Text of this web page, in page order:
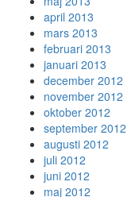
april 2013
mars 2013
februari 2013
januari 2013
december 2012
november 2012
oktober 2012
september 2012
augusti 2012
juli 2012
juni 2012
maj 2012